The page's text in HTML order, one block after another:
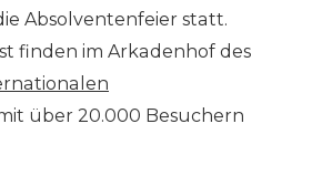
Absolventenfeier statt.
finden im Arkadenhof des
über 20.000 Besuchern